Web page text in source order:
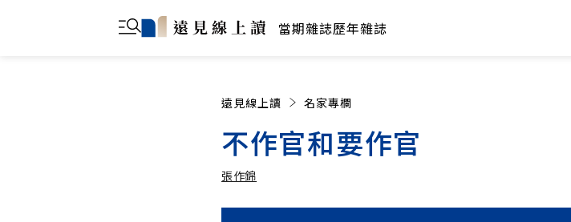
當期雜誌歷年雜誌
遠見線上讀 名家專欄
不作官和要作官
張作錦